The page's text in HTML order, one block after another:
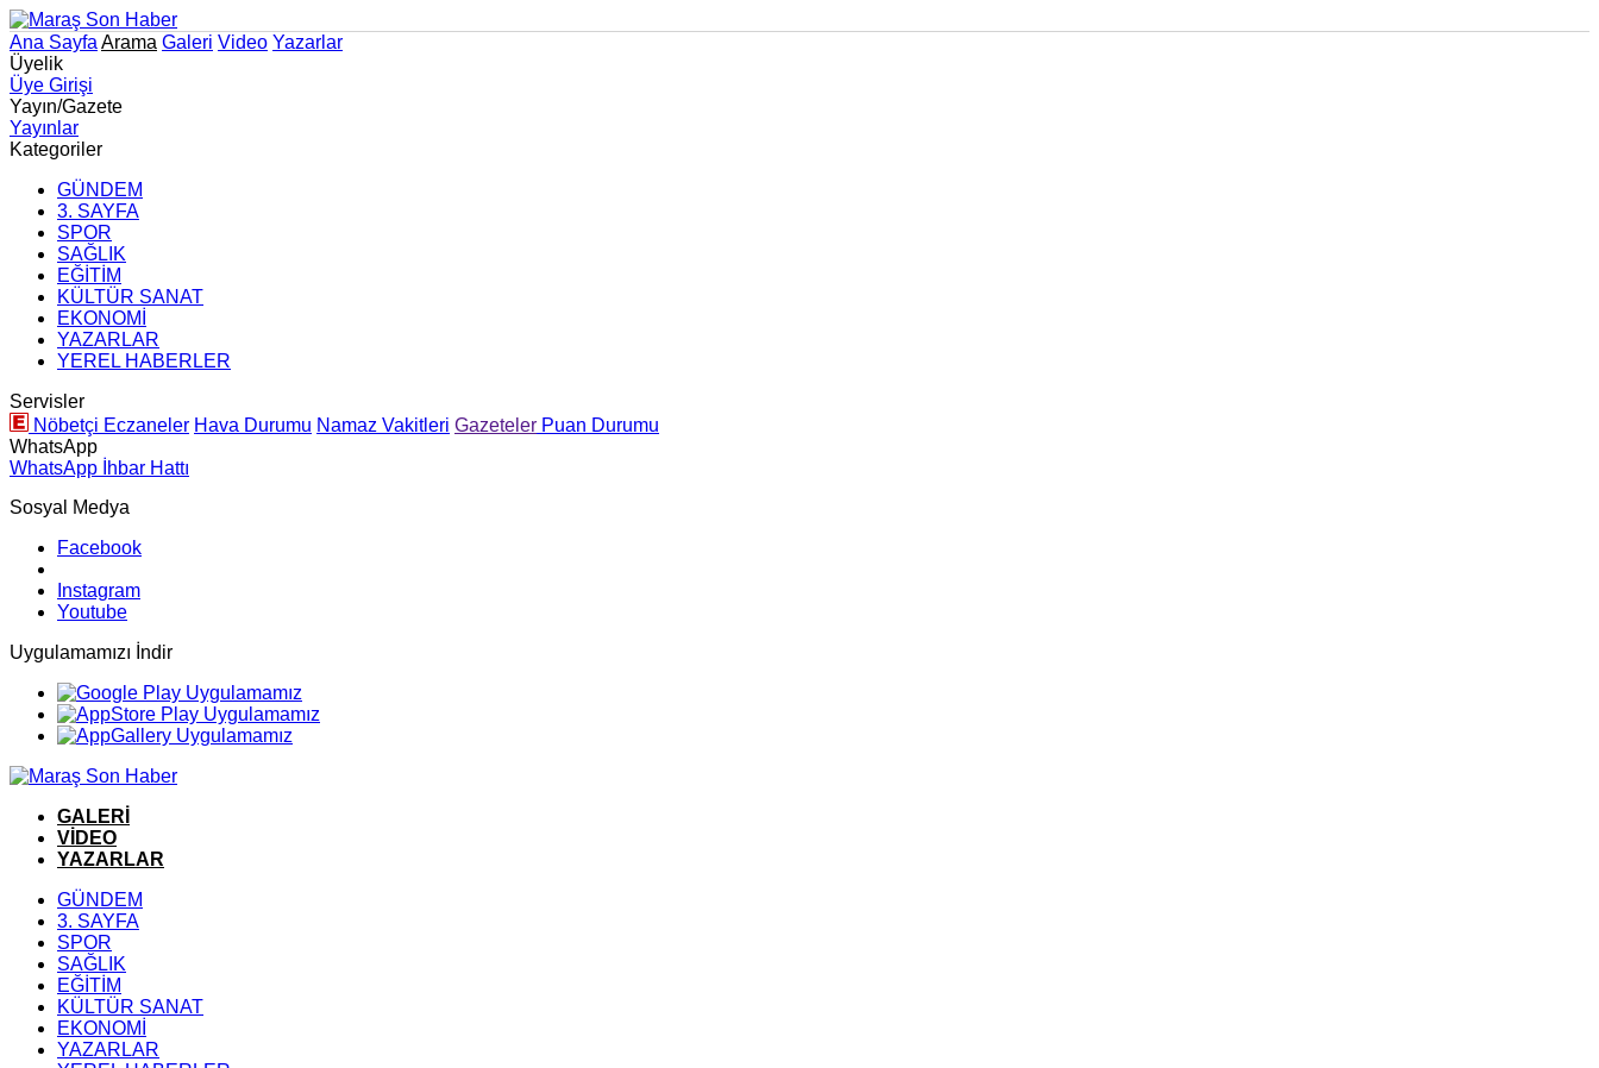
Ana Sayfa Arama Galeri Video Yazarlar
Üyelik
Üye Girişi
Yayın/Gazete
Yayınlar
Kategoriler
GÜNDEM
3. SAYFA
SPOR
SAĞLIK
EĞİTİM
KÜLTÜR SANAT
EKONOMİ
YAZARLAR
YEREL HABERLER
Servisler
Nöbetçi Eczaneler Hava Durumu Namaz Vakitleri Gazeteler Puan Durumu
WhatsApp
WhatsApp İhbar Hattı
Sosyal Medya
Facebook
Instagram
Youtube
Uygulamamızı İndir
GALERİ
VİDEO
YAZARLAR
GÜNDEM
3. SAYFA
SPOR
SAĞLIK
EĞİTİM
KÜLTÜR SANAT
EKONOMİ
YAZARLAR